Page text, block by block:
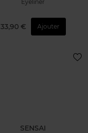
Eyeliner
33,90 € Ajouter
SENSAI